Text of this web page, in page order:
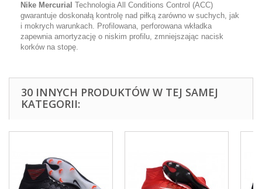
Nike Mercurial Technologia All Conditions Control (ACC)
gwarantuje doskonałą kontrolę nad piłką zarówno w suchych, jak
i mokrych warunkach. Profilowana, perforowana wkładka
zapewnia amortyzację o niskim profilu, zmniejszając nacisk
korków na stopę.
30 INNYCH PRODUKTÓW W TEJ SAMEJ
KATEGORII: